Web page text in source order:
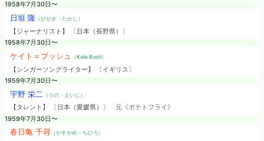
1958年7月30日〜
日垣 隆（ひがき・たかし）
【ジャーナリスト】 〔日本（長野県）〕
1958年7月30日〜
ケイト＝ブッシュ （Kate Bush）
【シンガーソングライター】 〔イギリス〕
1959年7月30日〜
宇野 栄二 （うの・えいじ）
【タレント】 〔日本（愛媛県）〕 元《ポテトフライ》
1959年7月30日〜
春日亀 千尋（かすがめ・ちひろ）